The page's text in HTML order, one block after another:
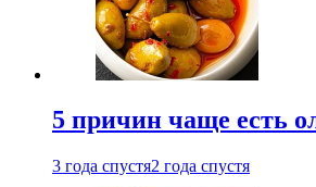
5 причин чаще есть
3 года спустя2 года спустя